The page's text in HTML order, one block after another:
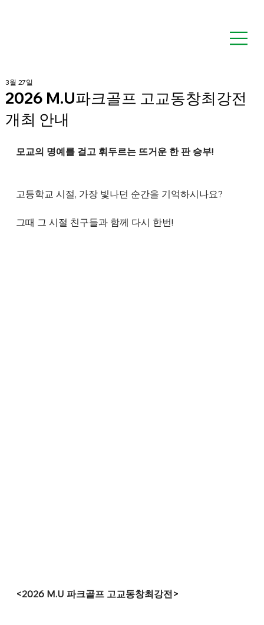
2026 M.U파크골프 고교동창최강전
개최 안내
3월 27일
모교의 명예를 걸고 휘두르는 뜨거운 한 판 승부!
고등학교 시절, 가장 빛나던 순간을 기억하시나요?
그때 그 시절 친구들과 함께 다시 한번!
<2026 M.U 파크골프 고교동창최강전>